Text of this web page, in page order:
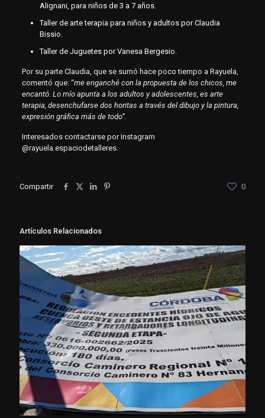
Alignani, para niños de 3 a 7 años.
Taller de arte terapia para niños y adultos por Claudia
Bissio.
Taller de Juguetes por Vanesa Bergesio.
Por su parte Claudia, que se sumó hace poco tiempo a Rayuela,
comentó que: “me enganché con la propuesta de los chicos, me
encantó. Lo mío apunta a los adultos y adolescentes, es arte
terapia, desenchufarse dos horitas a través del dibujo y la pintura,
expresión gráfica más de todo”.
Interesados contactarse por Instagram
@rayuela.espaciodetalleres.
Compartir 0
Artículos Relacionados